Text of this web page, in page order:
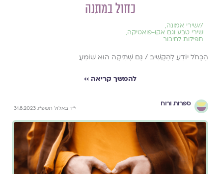
כחול במתנה
//שירי אמונה,
שירי טבע וגם אקו-פואטיקה,
תפילות לחיבור
הַכָּחֹל יוֹדֵעַ לְהַקְשִׁיב / גַּם שְׁתִיקָה הוּא שׁוֹמֵעַ
להמשך קריאה ››
ספרות ורוח
י״ד באלול תשפ״ג 31.8.2023